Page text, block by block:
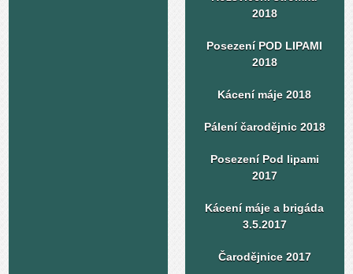
2018
Posezení POD LIPAMI
2018
Kácení máje 2018
Pálení čarodějnic 2018
Posezení Pod lipami
2017
Kácení máje a brigáda
3.5.2017
Čarodějnice 2017